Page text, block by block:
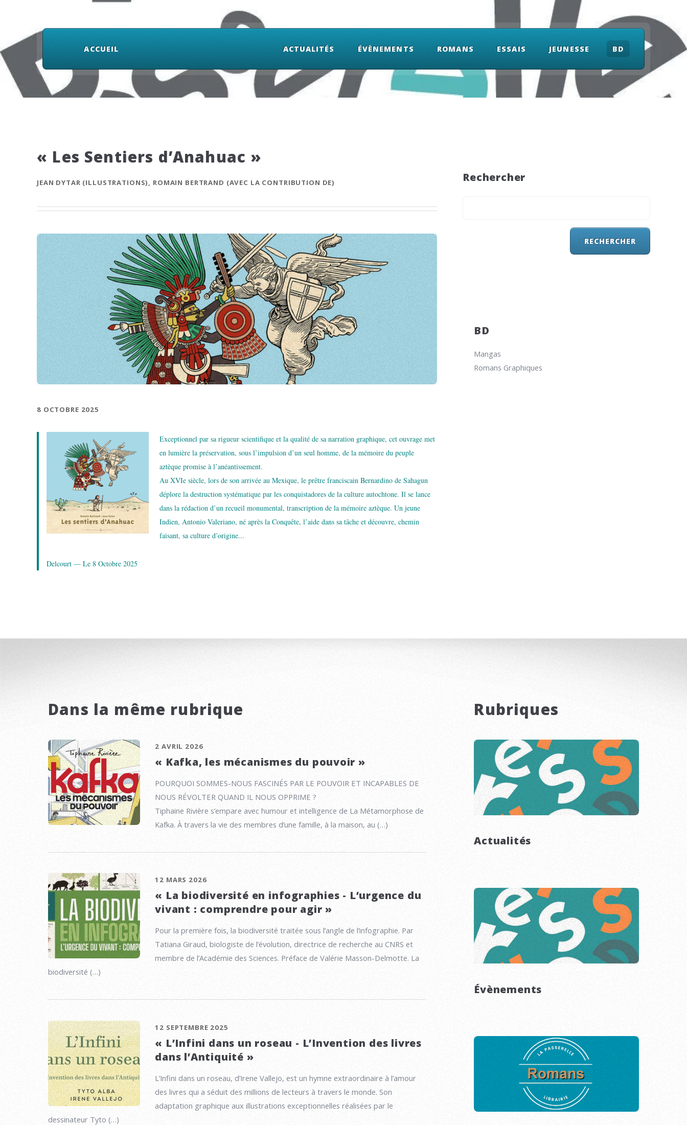
ACCUEIL ACTUALITÉS ÉVÈNEMENTS ROMANS ESSAIS JEUNESSE BD
« Les Sentiers d’Anahuac »
JEAN DYTAR (ILLUSTRATIONS), ROMAIN BERTRAND (AVEC LA CONTRIBUTION DE)
8 OCTOBRE 2025
Exceptionnel par sa rigueur scientifique et la qualité de sa narration graphique, cet ouvrage met
en lumière la préservation, sous l’impulsion d’un seul homme, de la mémoire du peuple
aztèque promise à l’anéantissement.
Au XVIe siècle, lors de son arrivée au Mexique, le prêtre franciscain Bernardino de Sahagun
déplore la destruction systématique par les conquistadores de la culture autochtone. Il se lance
dans la rédaction d’un recueil monumental, transcription de la mémoire aztèque. Un jeune
Indien, Antonio Valeriano, né après la Conquête, l’aide dans sa tâche et découvre, chemin
faisant, sa culture d’origine...
Delcourt — Le 8 Octobre 2025
Rechercher
BD
Mangas
Romans Graphiques
Dans la même rubrique
2 AVRIL 2026
« Kafka, les mécanismes du pouvoir »
POURQUOI SOMMES-NOUS FASCINÉS PAR LE POUVOIR ET INCAPABLES DE
NOUS RÉVOLTER QUAND IL NOUS OPPRIME ?
Tiphaine Rivière s’empare avec humour et intelligence de La Métamorphose de
Kafka. À travers la vie des membres d’une famille, à la maison, au (…)
12 MARS 2026
« La biodiversité en infographies - L’urgence du
vivant : comprendre pour agir »
Pour la première fois, la biodiversité traitée sous l’angle de l’infographie. Par
Tatiana Giraud, biologiste de l’évolution, directrice de recherche au CNRS et
membre de l’Académie des Sciences. Préface de Valérie Masson-Delmotte. La
biodiversité (…)
12 SEPTEMBRE 2025
« L’Infini dans un roseau - L’Invention des livres
dans l’Antiquité »
L’Infini dans un roseau, d’Irene Vallejo, est un hymne extraordinaire à l’amour
des livres qui a séduit des millions de lecteurs à travers le monde. Son
adaptation graphique aux illustrations exceptionnelles réalisées par le
dessinateur Tyto (…)
Rubriques
Actualités
Évènements